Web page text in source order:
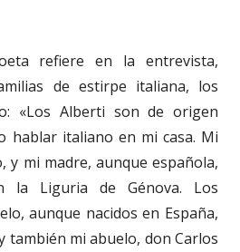
refiere en la entrevista,
de estirpe italiana, los
«Los Alberti son de origen
hablar italiano en mi casa. Mi
y mi madre, aunque española,
la Liguria de Génova. Los
aunque nacidos en España,
también mi abuelo, don Carlos